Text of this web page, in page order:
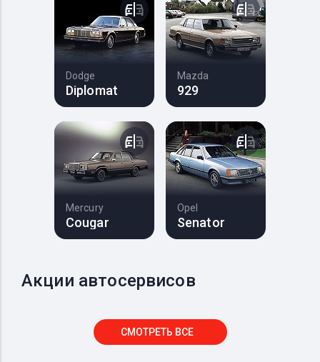
Dodge
Diplomat
Mazda
929
Mercury
Cougar
Opel
Senator
Акции автосервисов
СМОТРЕТЬ ВСЕ